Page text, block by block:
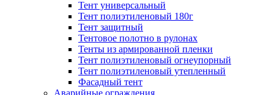
Тент универсальный
Тент полиэтиленовый 180г
Тент защитный
Тентовое полотно в рулонах
Тенты из армированной пленки
Тент полиэтиленовый огнеупорный
Тент полиэтиленовый утепленный
Фасадный тент
Аварийные ограждения